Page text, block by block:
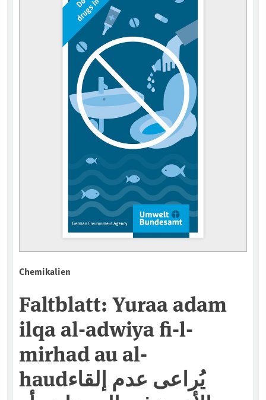
Chemikalien
Faltblatt: Yuraa adam
ilqa al-adwiya fi-l-
mirhad au al-
haudيُراعى عدم إلقاء